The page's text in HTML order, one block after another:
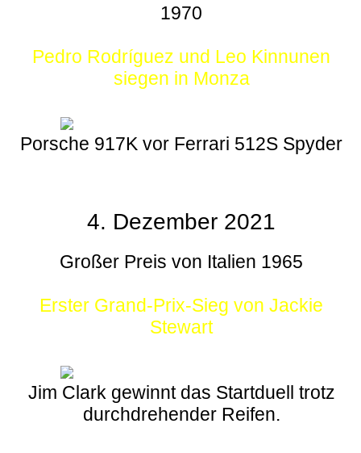
1970
Pedro Rodríguez und Leo Kinnunen
siegen in Monza
Porsche 917K vor Ferrari 512S Spyder
4. Dezember 2021
Großer Preis von Italien 1965
Erster Grand-Prix-Sieg von Jackie
Stewart
Jim Clark gewinnt das Startduell trotz
durchdrehender Reifen.